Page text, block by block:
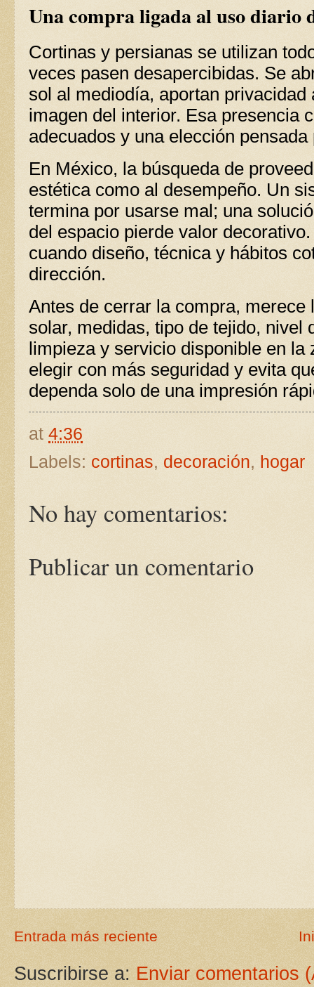
Una compra ligada al uso diario
Cortinas y persianas se utilizan
veces pasen desapercibidas. Se
sol al mediodía, aportan
imagen del interior. Esa presencia
adecuados y una elección pensada
En México, la búsqueda de
estética como al desempeño. Un
termina por usarse mal; una
del espacio pierde valor
cuando diseño, técnica y hábitos
dirección.
Antes de cerrar la compra,
solar, medidas, tipo de tejido, nivel
limpieza y servicio disponible en
elegir con más seguridad y evita
dependa solo de una impresión
at 4:36
Labels: cortinas, decoración, hogar
No hay comentarios:
Publicar un comentario
Entrada más reciente
Suscribirse a: Enviar comentarios